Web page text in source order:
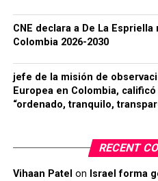
CNE declara a De La
Colombia 2026-2030
jefe de la misión de
Europea en Colombia,
“ordenado, tranquilo,
RECENT
Vihaan Patel on Israel forma